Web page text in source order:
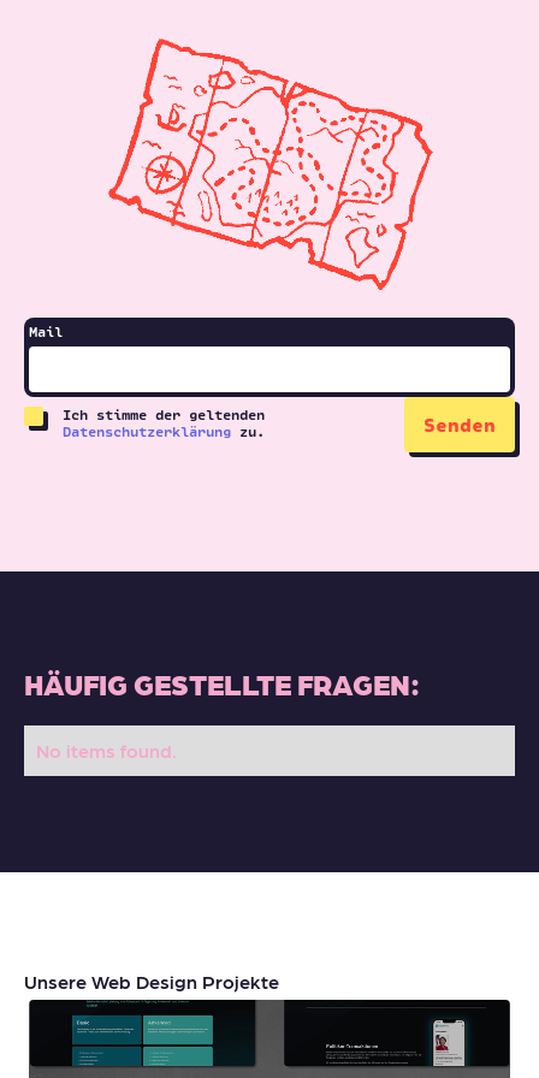
Mail
Ich stimme der geltenden
Datenschutzerklärung zu.
HÄUFIG GESTELLTE FRAGEN:
No items found.
Unsere Web Design Projekte